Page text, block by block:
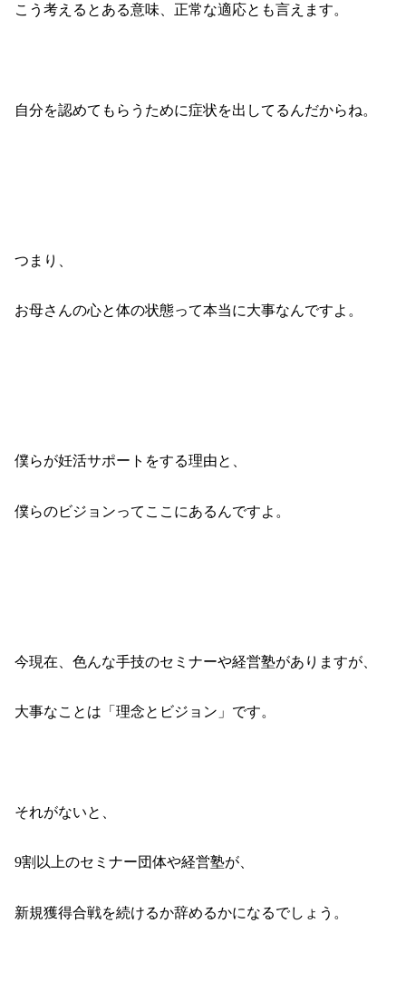
こう考えるとある意味、正常な適応とも言えます。
自分を認めてもらうために症状を出してるんだからね。
つまり、
お母さんの心と体の状態って本当に大事なんですよ。
僕らが妊活サポートをする理由と、
僕らのビジョンってここにあるんですよ。
今現在、色んな手技のセミナーや経営塾がありますが、
大事なことは「理念とビジョン」です。
それがないと、
9割以上のセミナー団体や経営塾が、
新規獲得合戦を続けるか辞めるかになるでしょう。